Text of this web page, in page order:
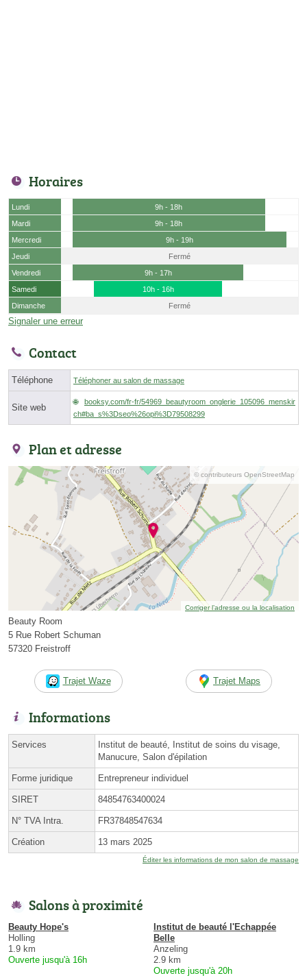
Horaires
Lundi
9h - 18h
Mardi
9h - 18h
Mercredi
9h - 19h
Jeudi
Fermé
Vendredi
9h - 17h
Samedi
10h - 16h
Dimanche
Fermé
Signaler une erreur
Contact
Téléphone Téléphoner au salon de massage
Site web
booksy.com/fr-fr/54969_beautyroom_onglerie_105096_menskir
ch#ba_s%3Dseo%26opi%3D79508299
Plan et adresse
© contributeurs OpenStreetMap
Corriger l’adresse ou la localisation
Beauty Room
5 Rue Robert Schuman
57320 Freistroff
Trajet Waze Trajet Maps
Informations
Services
Institut de beauté, Institut de soins du visage,
Manucure, Salon d'épilation
Forme juridique Entrepreneur individuel
SIRET 84854763400024
N° TVA Intra. FR37848547634
Création 13 mars 2025
Éditer les informations de mon salon de massage
Salons à proximité
Beauty Hope's
Holling
1.9 km
Ouverte jusqu'à 16h
Institut de beauté l'Echappée
Belle
Anzeling
2.9 km
Ouverte jusqu'à 20h